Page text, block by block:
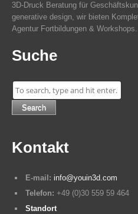
3D-Druck Beratung für
generative design, wir bieten
Agentur Fortbildungen &
Suche
Search
Kontakt
E-mail: info@youin3d.com
Telefon: +49 (0)30 559 59 464
Standort